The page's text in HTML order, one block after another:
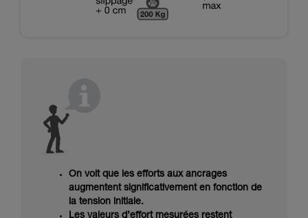
On voit que les efforts aux ancrages
augmentent significativement en fonction de
la tension initiale.
Les valeurs d’effort mesurées restent